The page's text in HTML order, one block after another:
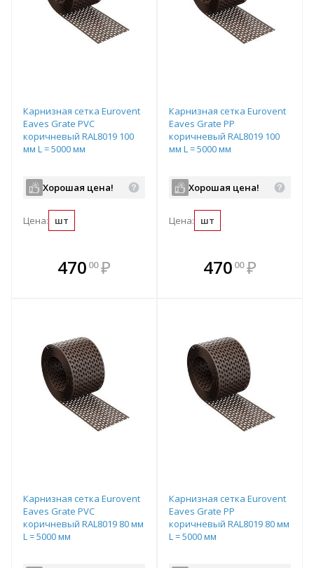
Карнизная сетка Eurovent
Eaves Grate PVC
коричневый RAL8019 100
мм L = 5000 мм
Хорошая цена!
Цена: шт
470 00 ₽
В комплекте
всегда выгоднее!
Карнизная сетка Eurovent
Eaves Grate PP
коричневый RAL8019 100
мм L = 5000 мм
Хорошая цена!
Цена: шт
В комплекте
всегда выгоднее!
470 00 ₽
Карнизная сетка Eurovent
Eaves Grate PVC
коричневый RAL8019 80 мм
L = 5000 мм
Карнизная сетка Eurovent
Eaves Grate PP
коричневый RAL8019 80 мм
L = 5000 мм